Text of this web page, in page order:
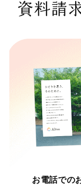
資料請
お電話での